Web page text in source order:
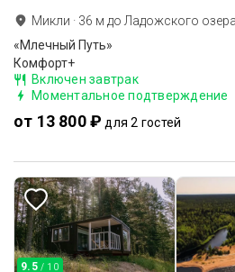
Микли · 36 м до Ладожского озера
«Млечный Путь»
Комфорт+
Включен завтрак
Моментальное подтверждение
от 13 800 ₽ для 2 гостей
9.5 / 10